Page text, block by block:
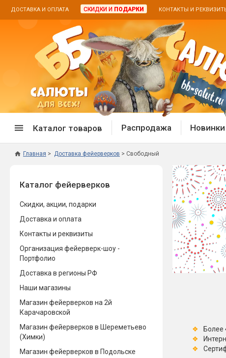
ДОСТАВКА И ОПЛАТА СКИДКИ И ПОДАРКИ КОНТАКТЫ И
Каталог товаров
Распродажа фейерверков
Распродажа бенгальских огней
Новинки 2025/26
Фейерверки на свадьбу
Цветной дым
Хлопушки
Батареи салютов
Дневная
Дневные
Цветной
Петарды
Терочные
Бабочки,
Жуки
Распродажа Новинки
Главная Доставка фейерверков Свободный
Каталог фейерверков
Скидки, акции, подарки
Доставка и оплата
Контакты и реквизиты
Организация фейерверк-шоу -
Портфолио
Доставка в регионы РФ
Наши магазины
Магазин фейерверков на 2й
Карачаровской
Магазин фейерверков в Шереметьево
(Химки)
Магазин фейерверков в Подольске
Более